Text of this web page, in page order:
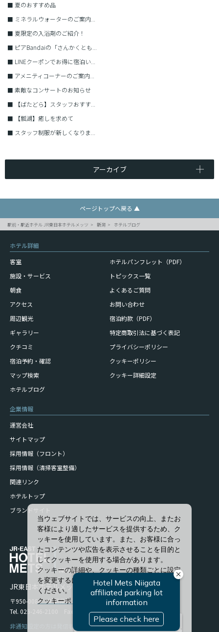
■ 夏のおすすめ品
■ ミネラルウォーターのご案内...
■ 夏限定の入浴剤のご紹介！
■ ピアBandaiの「さんかくとも...
■ LINEクーポンでお得に宿泊い...
■ アメニティコーナーのご案内...
■ 素敵なコンサートのお知らせ
■
【ばたどら】スタッフおすす...
■
【瓢湖】癒しを求めて
■ スタッフ制服が新しくなりま...
アーカイブ
ページトップへ戻る ▲
駅前・駅近ホテル JR東日本ホテルメッツ 新潟 ホテルブログ
ホテル詳細
客室
施設・サービス
朝食
アクセス
周辺観光
ギャラリー
クチコミ
宿泊予約・確認
マップ検索
ホテルブログ
ホテルパンフレット（PDF）
トピックス一覧
よくあるご質問
お問い合わせ
宿泊約款（PDF）
特定商取引法に基づく表記
プライバシーポリシー
クッキーポリシー
クッキー詳細設定
企業情報
運営会社
サイトマップ
採用情報（フロント）
採用情報（清掃客室整備）
関連リンク
ホテルトップ
ブランドサイト
JR東日本ホテルメッツ 新潟
〒950-0086 新潟県新潟市中央区花園1-96-47
Tel. 025-246-2100 Fax. 025-246-2114
非通知設定の方は発信者番号を設定の上お電話ください。
当ウェブサイトでは、サービスの向上、またお
客様により適したサービスを提供するため、ク
ッキーを使用しています。また、お客様に合っ
たコンテンツや広告を表示させることを目的と
してクッキーを使用する場合があります。
クッキーの詳細や、クッキーの種類ごとに設定
を変更するには、「詳細設定」をクリックして
ください。
クッキーポリシー
すべて許可